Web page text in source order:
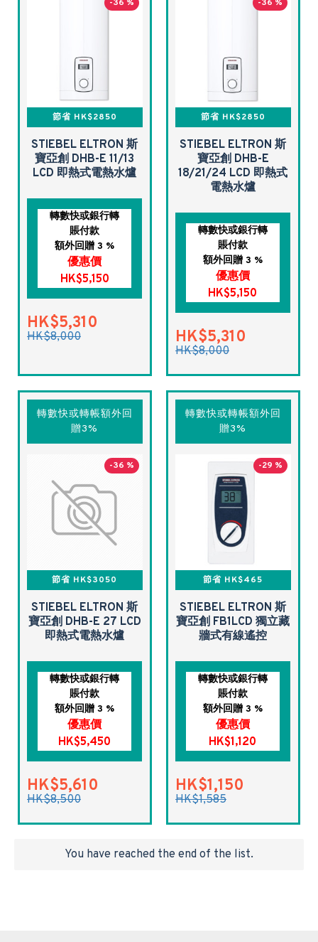
-36 %
節省 HK$2850
STIEBEL ELTRON 斯
寶亞創 DHB-E 11/13
LCD 即熱式電熱水爐
轉數快或銀行轉
賬付款
額外回贈 3 %
優惠價
HK$5,150
HK$5,310
HK$8,000
-36 %
節省 HK$2850
STIEBEL ELTRON 斯
寶亞創 DHB-E
18/21/24 LCD 即熱式
電熱水爐
轉數快或銀行轉
賬付款
額外回贈 3 %
優惠價
HK$5,150
HK$5,310
HK$8,000
轉數快或轉帳額外回
贈3%
-36 %
節省 HK$3050
STIEBEL ELTRON 斯
寶亞創 DHB-E 27 LCD
即熱式電熱水爐
轉數快或銀行轉
賬付款
額外回贈 3 %
優惠價
HK$5,450
HK$5,610
HK$8,500
轉數快或轉帳額外回
贈3%
-29 %
節省 HK$465
STIEBEL ELTRON 斯
寶亞創 FB1LCD 獨立藏
牆式有線遙控
轉數快或銀行轉
賬付款
額外回贈 3 %
優惠價
HK$1,120
HK$1,150
HK$1,585
You have reached the end of the list.